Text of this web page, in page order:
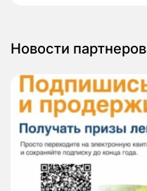
Новости партнеров